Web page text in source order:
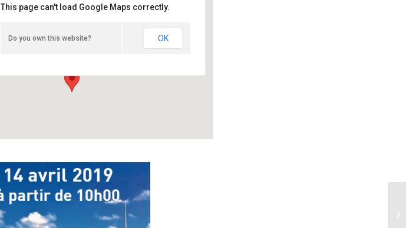
26 rue du marechal juin - Bayonne
This page can't load Google Maps correctly.
Do you own this website? OK